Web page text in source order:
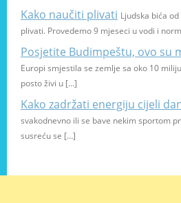
Kako naučiti plivati Ljudska bića
plivati. Provedemo 9 mjeseci u vodi i
Posjetite Budimpeštu, ovo su
Europi smjestila se zemlje sa oko 10
posto živi u […]
Kako zadržati energiju cijeli
svakodnevno ili se bave nekim sportom
susreću se […]